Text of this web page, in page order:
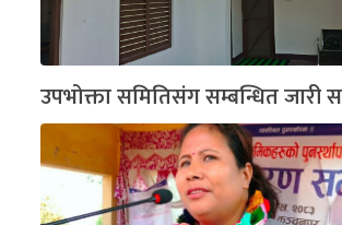
उपभोक्ता समितिसंग सम्बन्धित जारी